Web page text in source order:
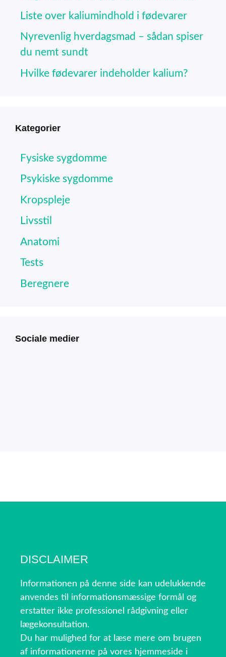
Liste over kaliumindhold i fødevarer
Nyrevenlig hverdagsmad – sådan spiser
du nemt sundt
Hvilke fødevarer indeholder kalium?
Kategorier
Fysiske sygdomme
Psykiske sygdomme
Kropspleje
Livsstil
Anatomi
Tests
Beregnere
Sociale medier
DISCLAIMER
Informationen på denne side kan udelukkende
anvendes til informationsmæssige formål og
erstatter ikke professionel rådgivning eller
lægekonsultation.
Du har mulighed for at læse mere om brugen
af informationerne på vores hjemmeside i